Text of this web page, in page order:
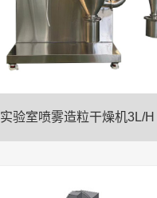
实验室喷雾造粒干燥机3L/H